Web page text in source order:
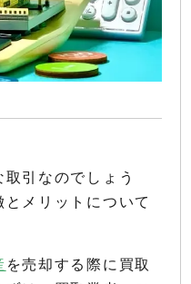
引なのでしょう
メリットについて
を売却する際に買取